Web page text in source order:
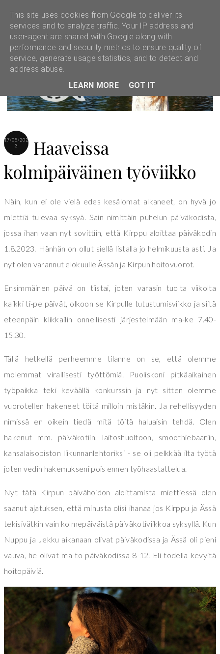
17/05/202
3
Haaveissa
kolmipäiväinen työviikko
Näin, kun ei ole vielä edes kesälomat alkaneet, on hyvä jo
miettiä tulevaa syksyä. Sain nimittäin puhelun päiväkodista,
jossa ihan vaan nyt sovittiin, että Kirppu aloittaa päiväkodin
1.8.2023. Hänhän on ollut siellä listalla jo helmikuusta asti. Ja
nyt olen varannut elokuulle Ässän ja Kirpun hoitovuorot.
Ensimmäinen päivä on tiistai, joten varasin tuolta viikolta
kaikki ti-pe päivät, olkoon se Kirpulle tutustumisviikko ja siitä
eteenpäin klikkailin onnellisesti järjestelmään ma-ke 7.40-
15.30.
Tällä hetkellä perheemme tilanne on se, että olemme
molemmat virallisesti työttömiä. Puoliskoni pitkäaikainen
työpaikka teki keväällä konkurssin ja nyt sitten olemme
vuorotellen hakeneet töitä milloin mistäkin. Ja rehellisyyden
nimissä en oikein tiedä mitä töitä haluaisin tehdä. Olen
hakenut mm. päiväkotiin, laitoshuoltoon, smoothiebaariin,
kansalaisopiston liikunnanlehtoriksi - se oli pelkkää ilta työtä
joten vedin hakemukseni pois ennen työhaastattelua.
Nyt tätä Kirpun päivähoidon aloittamista miettiessä olen
saanut ajatuksen, että minusta olisi ihanaa jos Kirppu ja Ässä
tekisivätkin vain kolmepäiväistä päiväkotiviikkoa syksyllä. Kun
Nuppu ja Jekku aikanaan olivat päiväkodissa ja Ässä oli pieni
vauva, he olivat ma-to päiväkodissa 8-12. Eli todella kevyitä
hoitopäiviä.
This site uses cookies from Google to deliver its
services and to analyze traffic. Your IP address and
user-agent are shared with Google along with
performance and security metrics to ensure quality of
service, generate usage statistics, and to detect and
address abuse.
LEARN MORE
GOT IT